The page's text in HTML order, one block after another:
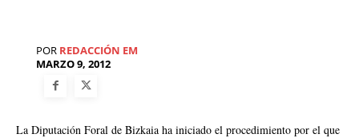
POR REDACCIÓN EM
MARZO 9, 2012
La Diputación Foral de Bizkaia ha iniciado el procedimiento por el que